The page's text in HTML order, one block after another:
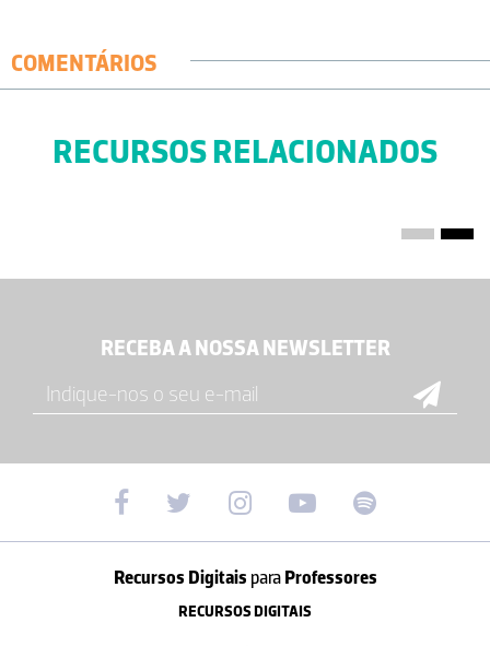
COMENTÁRIOS
RECURSOS RELACIONADOS
RECEBA A NOSSA NEWSLETTER
Recursos Digitais paraProfessores
RECURSOS DIGITAIS